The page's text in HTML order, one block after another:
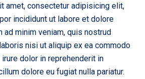
amet, consectetur adipisicing elit,
incididunt ut labore et dolore
ad minim veniam, quis nostrud
nisi ut aliquip ex ea commodo
dolor in reprehenderit in
dolore eu fugiat nulla pariatur.